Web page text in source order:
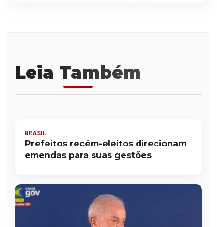
Leia Também
BRASIL
Prefeitos recém-eleitos direcionam
emendas para suas gestões